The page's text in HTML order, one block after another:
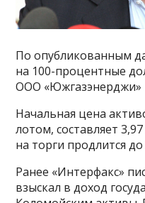
По опубликованным
на 100-процентные
ООО «Южгазэнерджи»
Начальная цена
лотом, составляет
на торги продлится до
Ранее «Интерфакс»
взыскал в доход